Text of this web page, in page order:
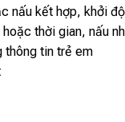
nấu kết hợp, khởi
thời gian, nấu
thông tin trẻ em